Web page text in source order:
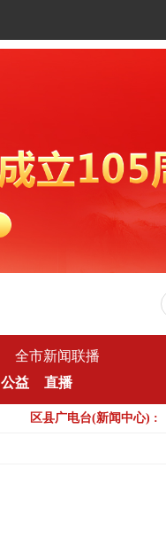
全市新闻联播
公益 直播
区县广电台(新闻中心) :